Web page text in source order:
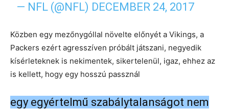
— NFL (@NFL) DECEMBER 24, 2017
Közben egy mezőnygóllal növelte előnyét a Vikings, a
Packers ezért agresszíven próbált játszani, negyedik
kísérleteknek is nekimentek, sikertelenül, igaz, ehhez az
is kellett, hogy egy hosszú passznál
egy egyértelmű szabálytalanságot nem